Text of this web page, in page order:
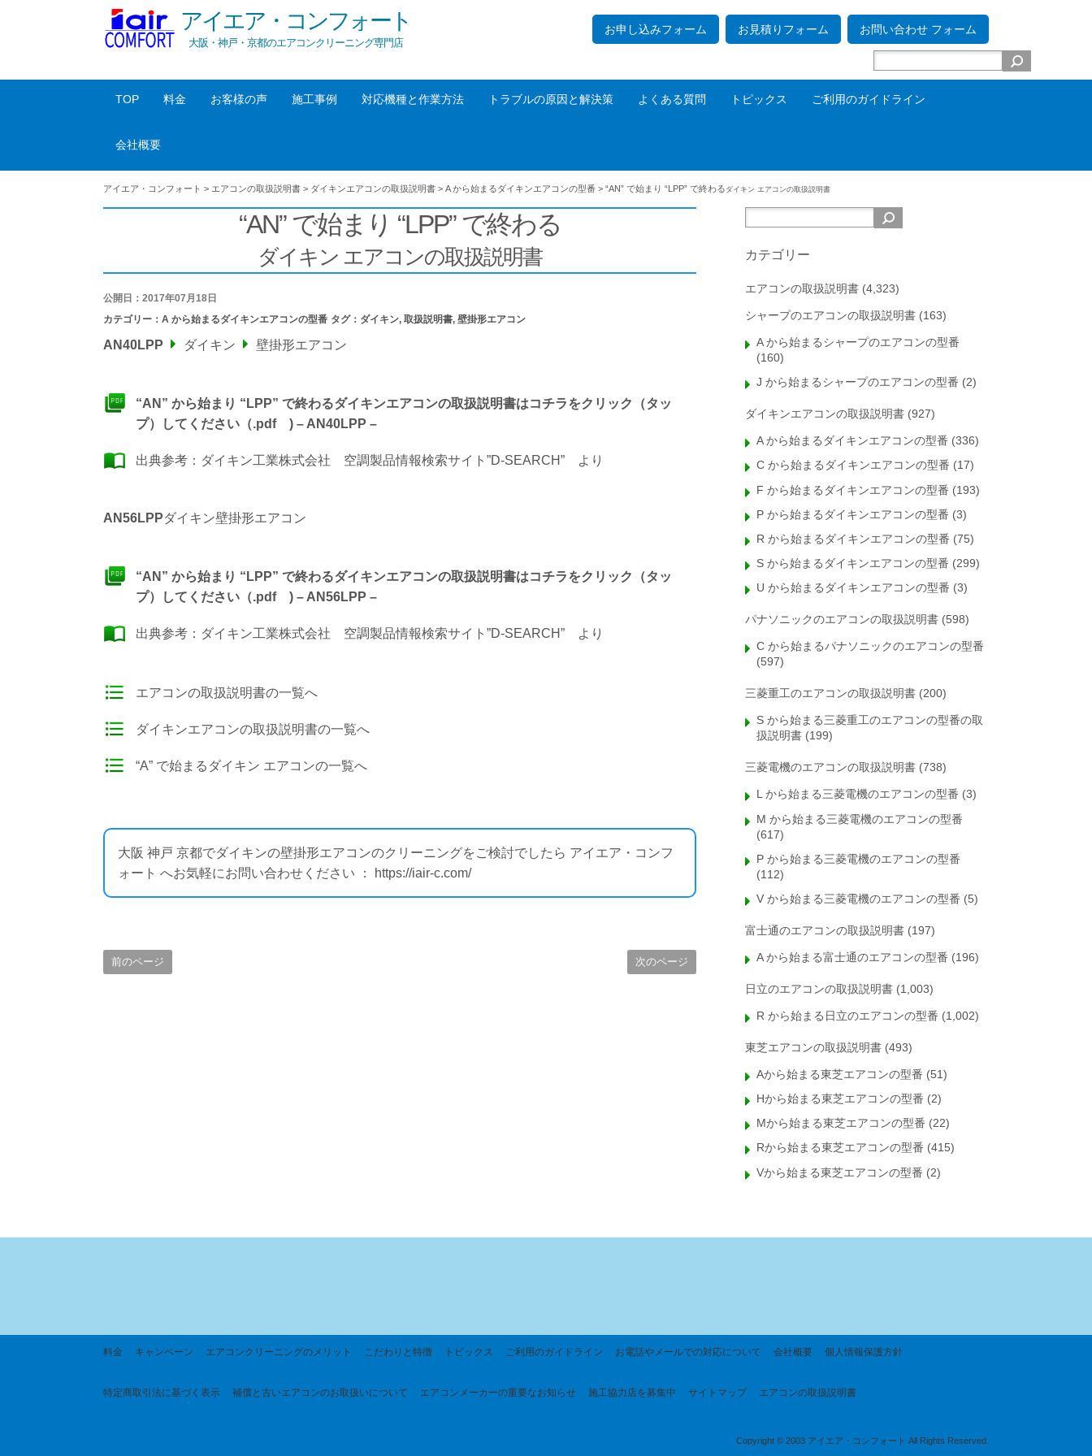
アイエア・コンフォート
大阪・神戸・京都のエアコンクリーニング専門店
お申し込みフォーム お見積りフォーム お問い合わせ フォーム
TOP 料金 お客様の声 施工事例 対応機種と作業方法 トラブルの原因と解決策 よくある質問 トピックス ご利用のガイドライン
会社概要
アイエア・コンフォート > エアコンの取扱説明書 > ダイキンエアコンの取扱説明書 > A から始まるダイキンエアコンの型番 > “AN” で始まり “LPP” で終わる ダイキン エアコンの取扱説明書
“AN” で始まり “LPP” で終わる
ダイキン エアコンの取扱説明書
公開日：2017年07月18日
カテゴリー： A から始まるダイキンエアコンの型番 タグ： ダイキン, 取扱説明書, 壁掛形エアコン
AN40LPP ダイキン 壁掛形エアコン
“AN” から始まり “LPP” で終わるダイキンエアコンの取扱説明書はコチラをクリック（タッ
プ）してください（.pdf ) – AN40LPP –
出典参考： ダイキン工業株式会社 空調製品情報検索サイト”D-SEARCH” より
AN56LPPダイキン壁掛形エアコン
“AN” から始まり “LPP” で終わるダイキンエアコンの取扱説明書はコチラをクリック（タッ
プ）してください（.pdf ) – AN56LPP –
出典参考： ダイキン工業株式会社 空調製品情報検索サイト”D-SEARCH” より
エアコンの取扱説明書の一覧へ
ダイキンエアコンの取扱説明書の一覧へ
“A” で始まるダイキン エアコンの一覧へ
大阪 神戸 京都でダイキンの壁掛形エアコンのクリーニングをご検討でしたら アイエア・コンフ
ォート へお気軽にお問い合わせください ： https://iair-c.com/
前のページ 次のページ
カテゴリー
エアコンの取扱説明書 (4,323)
シャープのエアコンの取扱説明書 (163)
A から始まるシャープのエアコンの型番
(160)
J から始まるシャープのエアコンの型番 (2)
ダイキンエアコンの取扱説明書 (927)
A から始まるダイキンエアコンの型番 (336)
C から始まるダイキンエアコンの型番 (17)
F から始まるダイキンエアコンの型番 (193)
P から始まるダイキンエアコンの型番 (3)
R から始まるダイキンエアコンの型番 (75)
S から始まるダイキンエアコンの型番 (299)
U から始まるダイキンエアコンの型番 (3)
パナソニックのエアコンの取扱説明書 (598)
C から始まるパナソニックのエアコンの型番
(597)
三菱重工のエアコンの取扱説明書 (200)
S から始まる三菱重工のエアコンの型番の取
扱説明書 (199)
三菱電機のエアコンの取扱説明書 (738)
L から始まる三菱電機のエアコンの型番 (3)
M から始まる三菱電機のエアコンの型番
(617)
P から始まる三菱電機のエアコンの型番
(112)
V から始まる三菱電機のエアコンの型番 (5)
富士通のエアコンの取扱説明書 (197)
A から始まる富士通のエアコンの型番 (196)
日立のエアコンの取扱説明書 (1,003)
R から始まる日立のエアコンの型番 (1,002)
東芝エアコンの取扱説明書 (493)
Aから始まる東芝エアコンの型番 (51)
Hから始まる東芝エアコンの型番 (2)
Mから始まる東芝エアコンの型番 (22)
Rから始まる東芝エアコンの型番 (415)
Vから始まる東芝エアコンの型番 (2)
料金 キャンペーン エアコンクリーニングのメリット こだわりと特徴 トピックス ご利用のガイドライン お電話やメールでの対応について 会社概要 個人情報保護方針
特定商取引法に基づく 表示 補償と古いエアコンのお取扱いについて エアコンメーカーの重要なお知らせ 施工協力店を募集中 サイトマップ エアコンの取扱説明書
Copyright © 2003 アイエア・コンフォート All Rights Reserved.